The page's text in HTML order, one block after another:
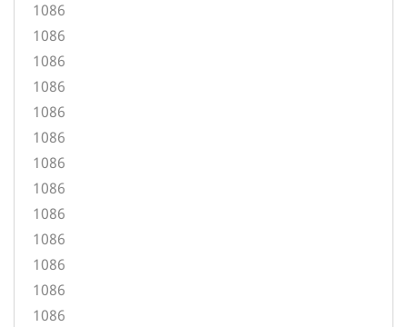
1086
1086
1086
1086
1086
1086
1086
1086
1086
1086
1086
1086
1086